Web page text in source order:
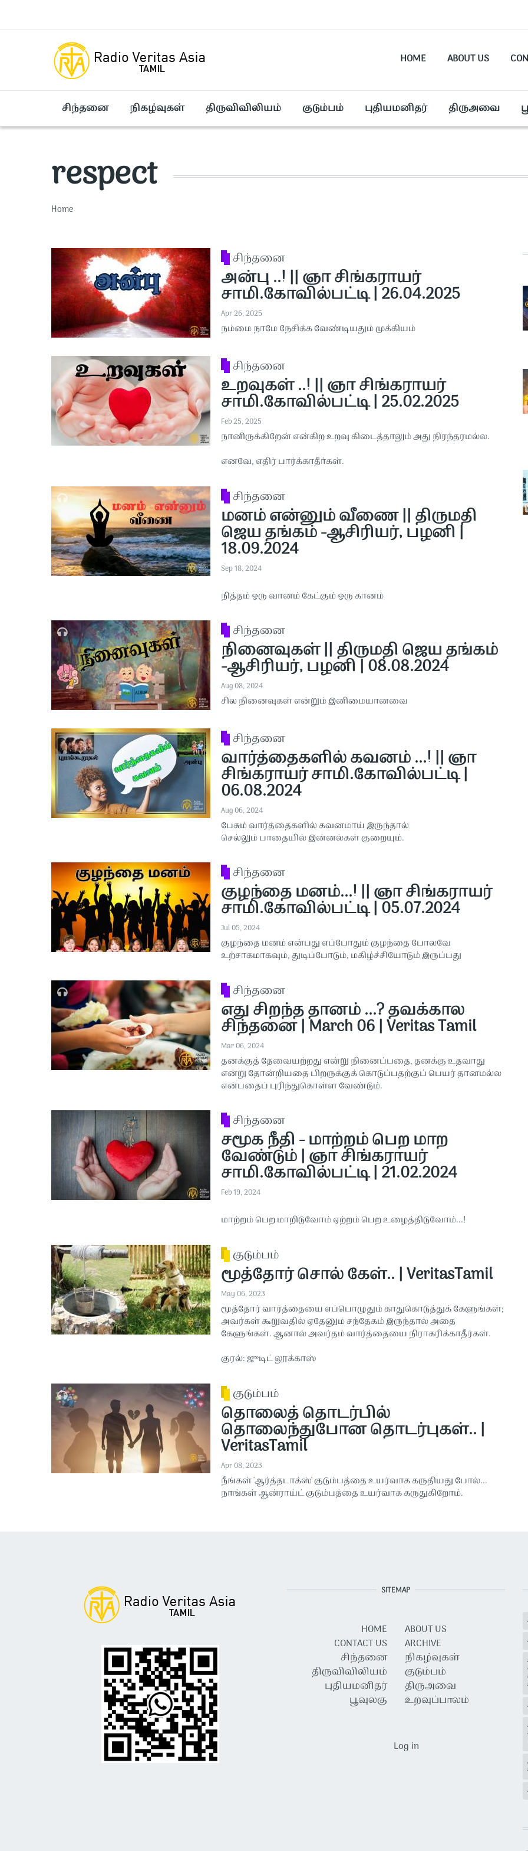
HOME ABOUT US
சிந்தனை நிகழ்வுகள் திருவிவிலியம் குடும்பம் புதியமனிதர் திருஅவை
respect
Breadcrumb
Home
சிந்தனை
அன்பு ..! || ஞா சிங்கராயர்
சாமி.கோவில்பட்டி | 26.04.2025
Apr 26, 2025
நம்மை நாமே நேசிக்க வேண்டியதும் முக்கியம்
சிந்தனை
உறவுகள் ..! || ஞா சிங்கராயர்
சாமி.கோவில்பட்டி | 25.02.2025
Feb 25, 2025
நானிருக்கிறேன் என்கிற உறவு கிடைத்தாலும் அது நிரந்தரமல்ல.
எனவே, எதிர் பார்க்காதீா்கள்.
சிந்தனை
மனம் என்னும் வீணை || திருமதி
ஜெய தங்கம் -ஆசிரியர், பழனி |
18.09.2024
Sep 18, 2024
நித்தம் ஒரு வானம் கேட்கும் ஒரு கானம்
சிந்தனை
நினைவுகள் || திருமதி ஜெய தங்கம்
-ஆசிரியர், பழனி | 08.08.2024
Aug 08, 2024
சில நினைவுகள் என்றும் இனிமையானவை
சிந்தனை
வார்த்தைகளில் கவனம் ...! || ஞா
சிங்கராயர் சாமி.கோவில்பட்டி |
06.08.2024
Aug 06, 2024
பேசும் வார்த்தைகளில் கவனமாய் இருந்தால்
செல்லும் பாதையில் இன்னல்கள் குறையும்.
சிந்தனை
குழந்தை மனம்...! || ஞா சிங்கராயர்
சாமி.கோவில்பட்டி | 05.07.2024
Jul 05, 2024
குழந்தை மனம் என்பது எப்போதும் குழந்தை போலவே
உற்சாகமாகவும், துடிப்போடும், மகிழ்ச்சியோடும் இருப்பது
சிந்தனை
எது சிறந்த தானம் ...? தவக்கால
சிந்தனை | March 06 | Veritas Tamil
Mar 06, 2024
தனக்குத் தேவையற்றது என்று நினைப்பதை, தனக்கு உதவாது
என்று தோன்றியதை பிறருக்குக் கொடுப்பதற்குப் பெயர் தானமல்ல
என்பதைப் புரிந்துகொள்ள வேண்டும்.
சிந்தனை
சமூக நீதி - மாற்றம் பெற மாற
வேண்டும் | ஞா சிங்கராயர்
சாமி.கோவில்பட்டி | 21.02.2024
Feb 19, 2024
மாற்றம் பெற மாறிடுவோம் ஏற்றம் பெற உழைத்திடுவோம்...!
குடும்பம்
மூத்தோர் சொல் கேள்.. | VeritasTamil
May 06, 2023
மூத்தோர் வார்த்தையை எப்பொழுதும் காதுகொடுத்துக் கேளுங்கள்;
அவர்கள் கூறுவதில் ஏதேனும் சந்தேகம் இருந்தால் அதை
கேளுங்கள். ஆனால் அவர்தம் வார்த்தையை நிராகரிக்காதீர்கள்.
குரல்: ஜூடிட் லூக்காஸ்
குடும்பம்
தொலைத் தொடர்பில்
தொலைந்துபோன தொடர்புகள்.. |
VeritasTamil
Apr 08, 2023
நீங்கள் 'ஆர்த்தடாக்ஸ்' குடும்பத்தை உயர்வாக கருதியது போல்...
நாங்கள் ஆன்ராய்ட் குடும்பத்தை உயர்வாக கருதுகிறோம்.
SITEMAP
HOME
CONTACT US
சிந்தனை
திருவிவிலியம்
புதியமனிதர்
பூவுலகு
ABOUT US
ARCHIVE
நிகழ்வுகள்
குடும்பம்
திருஅவை
உறவுப்பாலம்
Log in